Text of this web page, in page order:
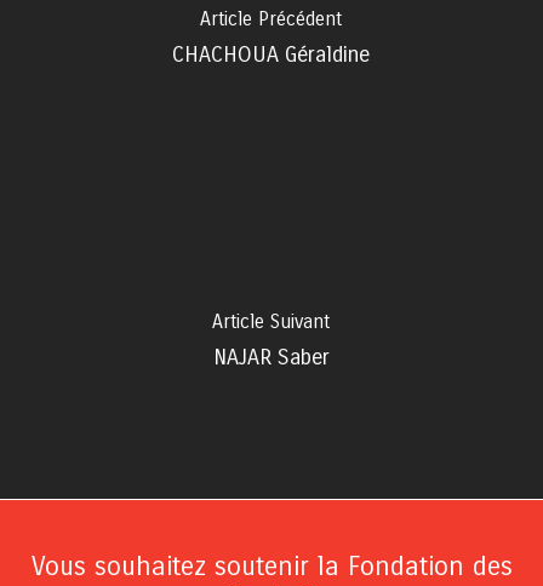
Article Précédent
CHACHOUA Géraldine
Article Suivant
NAJAR Saber
Vous souhaitez soutenir la Fondation des